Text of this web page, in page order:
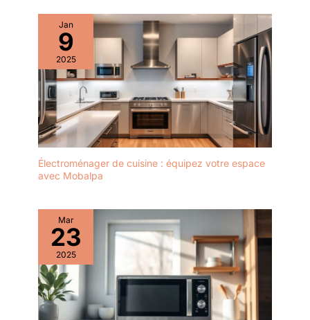
Jan
9
2025
Électroménager de cuisine : équipez votre espace
avec Mobalpa
Mar
23
2025